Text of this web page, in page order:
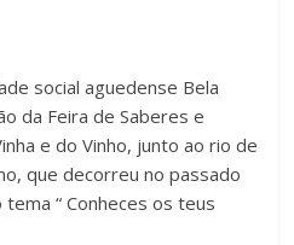
social aguedense Bela
da Feira de Saberes e
e do Vinho, junto ao rio de
que decorreu no passado
“ Conheces os teus